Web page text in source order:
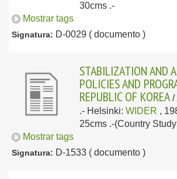
30cms .-
Mostrar tags
Signatura: D-0029 ( documento )
STABILIZATION AND
POLICIES AND
REPUBLIC OF KOREA /
.- Helsinki: WIDER ,
25cms .-(Country
Mostrar tags
Signatura: D-1533 ( documento )